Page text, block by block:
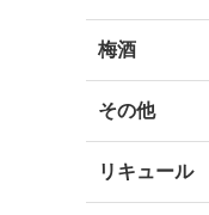
梅酒
その他
リキュール